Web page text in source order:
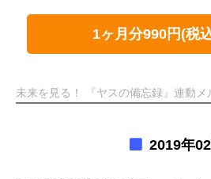
1ヶ月分990円(税
未来を見る！ 『ヤスの備忘録』連動メ
2019年02